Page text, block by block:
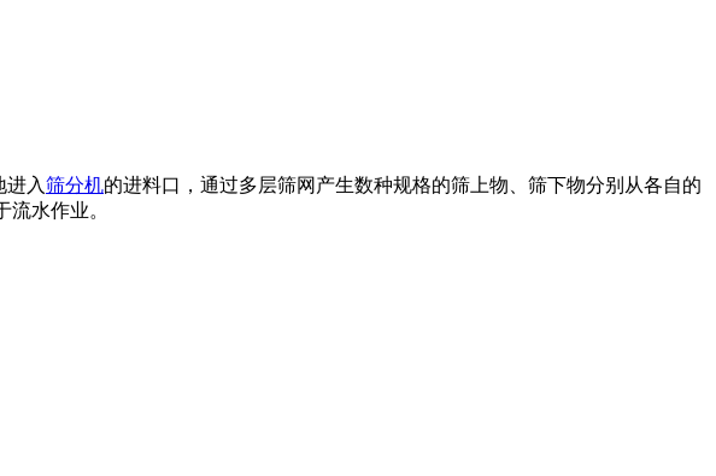
入筛分机的进料口，通过多层筛网产生数种规格的筛上物、筛下物分别从各自的
水作业。